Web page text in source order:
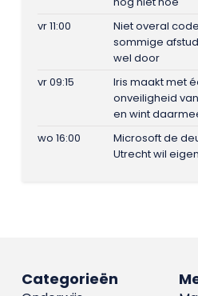
vr 11:00
Niet overal
sommige
wel door
vr 09:15
Iris maakt met
onveiligheid
en wint
wo 16:00
Microsoft de
Utrecht wil
Categorieën